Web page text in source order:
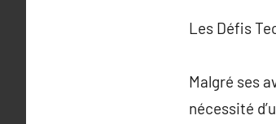
Les Défis
Malgré ses
nécessité